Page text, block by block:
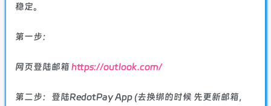
稳定。
第一步：
网页登陆邮箱https://outlook.com/
第二步：登陆RedotPay App (去换绑的时候 先更新邮箱，